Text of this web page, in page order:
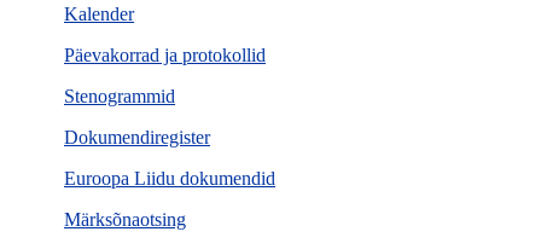
Kalender
Päevakorrad ja protokollid
Stenogrammid
Dokumendiregister
Euroopa Liidu dokumendid
Märksõnaotsing